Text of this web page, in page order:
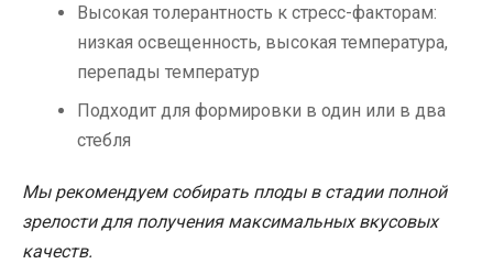
Высокая толерантность к стресс-факторам:
низкая освещенность, высокая температура,
перепады температур
Подходит для формировки в один или в два
стебля
Мы рекомендуем собирать плоды в стадии полной
зрелости для получения максимальных вкусовых
качеств.